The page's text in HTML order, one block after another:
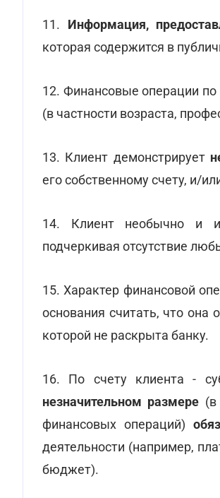
11. Информация,
которая содержится в
12. Финансовые операции по
(в частности возраста,
13. Клиент демонстрирует
его собственному счету, и/
14. Клиент необычно и
подчеркивая отсутствие
15. Характер финансовой
основания считать, что она
которой не раскрыта банку.
16. По счету клиента -
незначительном размере
финансовых операций)
деятельности (например,
бюджет).